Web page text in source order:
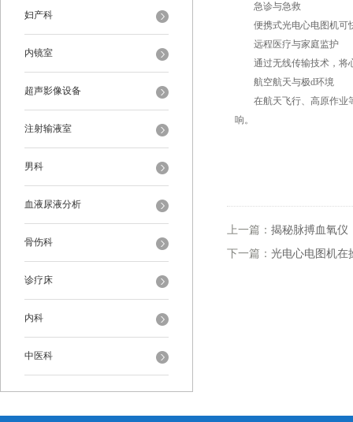
妇产科
内镜室
超声影像设备
注射输液室
男科
血液尿液分析
骨伤科
诊疗床
内科
中医科
急诊与急救
便携式光电心电图机可快
远程医疗与家庭监护
通过无线传输技术，将心
航空航天与极d环境
在航天飞行、高原作业等
响。
上一篇： 揭秘脉搏血氧仪
下一篇： 光电心电图机在